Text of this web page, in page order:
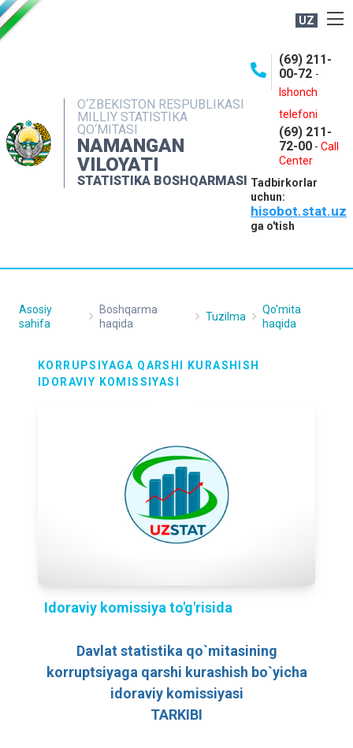
UZ
O‘ZBEKISTON RESPUBLIKASI
MILLIY STATISTIKA
QO‘MITASI
NAMANGAN
VILOYATI
STATISTIKA BOSHQARMASI
(69) 211-
00-72 -
Ishonch
telefoni
(69) 211-
72-00 - Call
Center
Tadbirkorlar
uchun:
hisobot.stat.uz
ga o'tish
NASHRLAR
INTERAKTIV XIZMATLAR
MATBUOT XIZMATI
MUROJAATLAR
Asosiy
sahifa
Boshqarma
haqida
Tuzilma
Qo'mita
haqida
KORRUPSIYAGA QARSHI KURASHISH
IDORAVIY KOMISSIYASI
Idoraviy komissiya to'g'risida
Davlat statistika qo`mitasining
korruptsiyaga qarshi kurashish bo`yicha
idoraviy komissiyasi
TARKIBI